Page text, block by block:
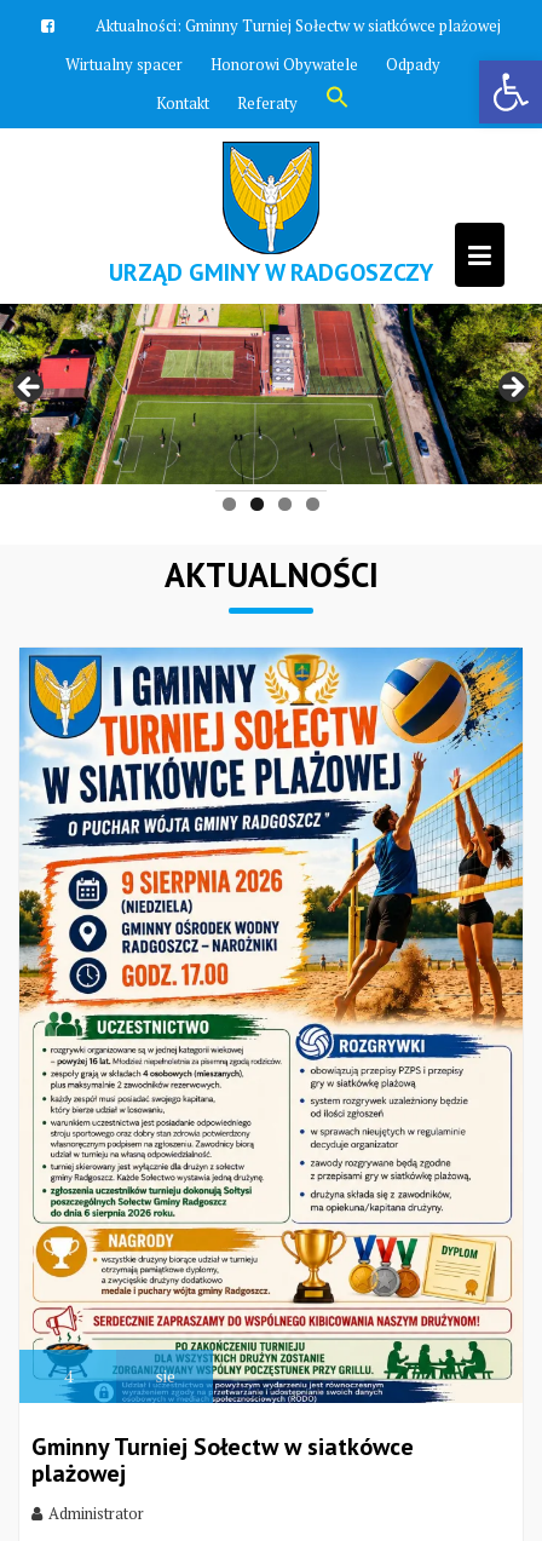
Otwórz pasek narzędzi
Aktualności:Bieg nad zalewem
Wirtualny spacer
Honorowi Obywatele
Odpady
Kontakt
Referaty Search
for:
Search Button
URZĄD GMINY W RADGOSZCZY
AKTUALNOŚCI
4 sie
Gminny Turniej Sołectw w siatkówce
plażowej
Administrator